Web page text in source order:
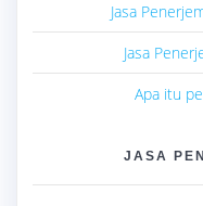
Jasa
Jasa
Apa itu
JASA